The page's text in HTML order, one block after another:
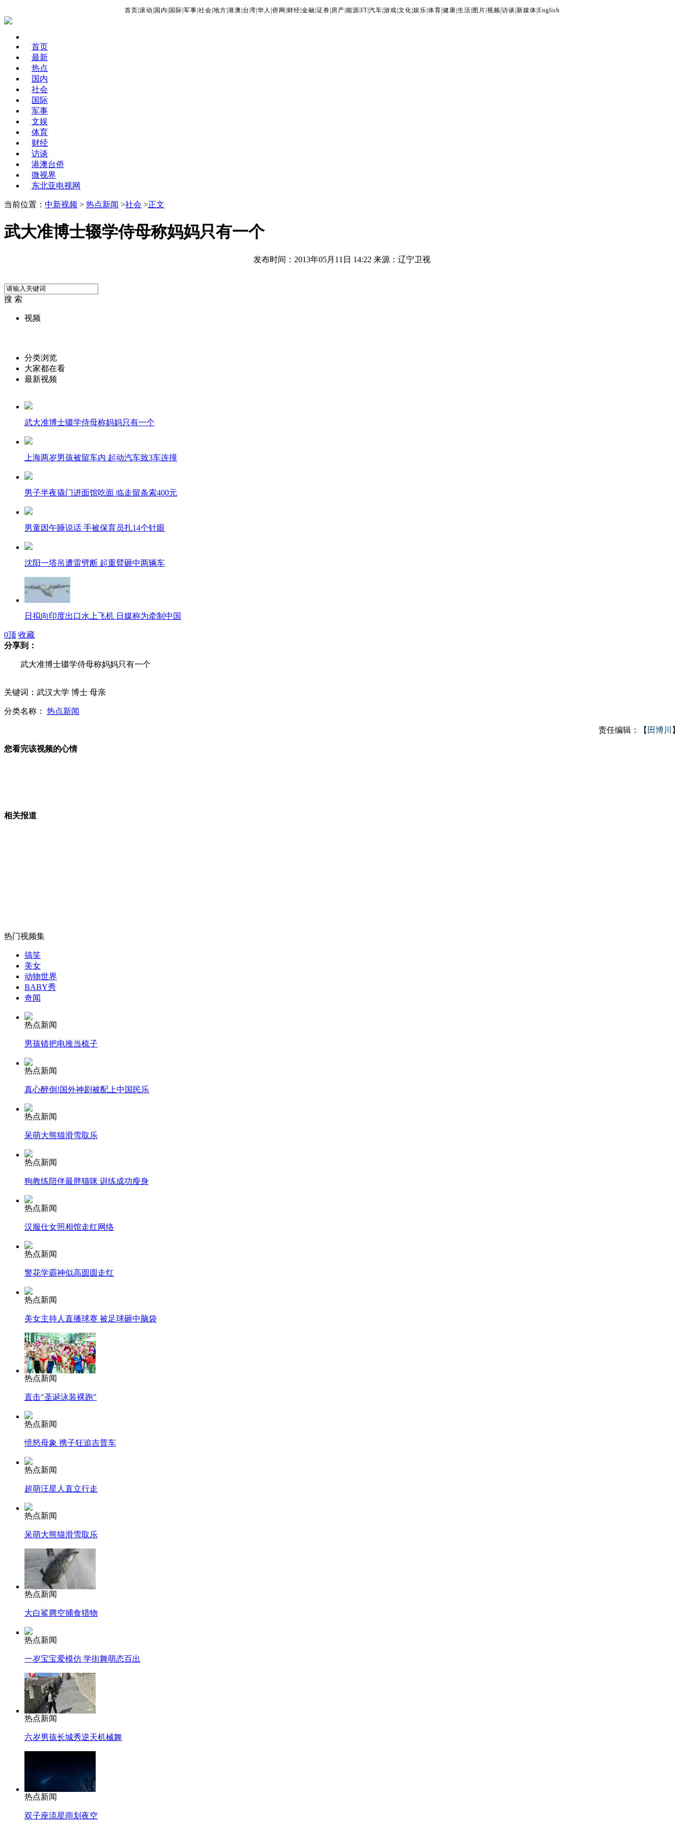
首页 滚动 国内 国际 军事 社会 地方 港澳 台湾 华人 侨网 财经 金融 证券 房产 能源 IT| 汽车 游戏 文化 娱乐 体育 健康 生活 图片 视频 访谈 新媒体 English
首页
最新
热点
国内
社会
国际
军事
文娱
体育
财经
访谈
港澳台侨
微视界
东北亚电视网
当前位置： 中新视频 > 热点新闻 >社会 >正文
武大准博士辍学侍母称妈妈只有一个
发布时间：2013年05月11日 14:22 来源：辽宁卫视
搜 索
视频
分类浏览
大家都在看
最新视频
武大准博士辍学侍母称妈妈只有一个
上海两岁男孩被留车内 起动汽车致3车连撞
男子半夜撬门进面馆吃面 临走留条索400元
男童因午睡说话 手被保育员扎14个针眼
沈阳一塔吊遭雷劈断 起重臂砸中两辆车
日拟向印度出口水上飞机 日媒称为牵制中国
广州学位房身价暴涨 “家长疯抢 比买菜都快”
无痛分娩是否安全 医生回应
外交部：反对强权政治霸凌主义
外交部：有关国家言论片面不公正
安徽一实载49人客车翻车
走！跟着总书记去植树
消防员救轻生者
纽约上演“枕头大战”
司机酒驾遇交警 急速倒车逃窜
0顶 收藏
分享到：
武大准博士辍学侍母称妈妈只有一个
关键词：武汉大学 博士 母亲
分类名称： 热点新闻
责任编辑：【 田博川 】
您看完该视频的心情
相关报道
热门视频集
搞笑
美女
动物世界
BABY秀
奇闻
热点新闻
男孩错把电推当梳子
热点新闻
真心醉倒!国外神剧被配上中国民乐
热点新闻
呆萌大熊猫滑雪取乐
热点新闻
狗教练陪伴最胖猫咪 训练成功瘦身
热点新闻
汉服仕女照相馆走红网络
热点新闻
警花学霸神似高圆圆走红
热点新闻
美女主持人直播球赛 被足球砸中脑袋
热点新闻
直击"圣诞泳装裸跑"
热点新闻
愤怒母象 携子狂追吉普车
热点新闻
超萌汪星人直立行走
热点新闻
呆萌大熊猫滑雪取乐
热点新闻
大白鲨腾空捕食猎物
热点新闻
一岁宝宝爱模仿 学街舞萌态百出
热点新闻
六岁男孩长城秀逆天机械舞
热点新闻
双子座流星雨划夜空